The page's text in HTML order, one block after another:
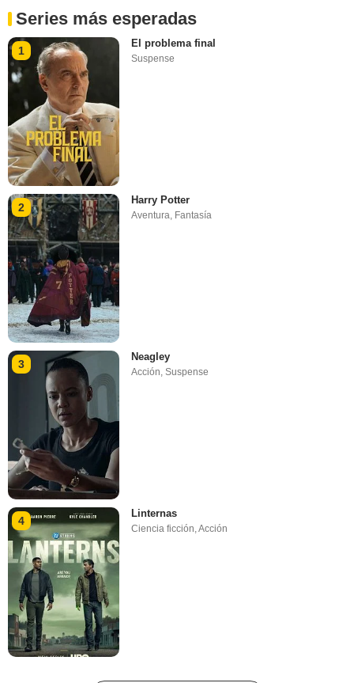
Series más esperadas
1
El problema final
Suspense
2
Harry Potter
Aventura, Fantasía
3
Neagley
Acción,Suspense
4
Linternas
Ciencia ficción,Acción